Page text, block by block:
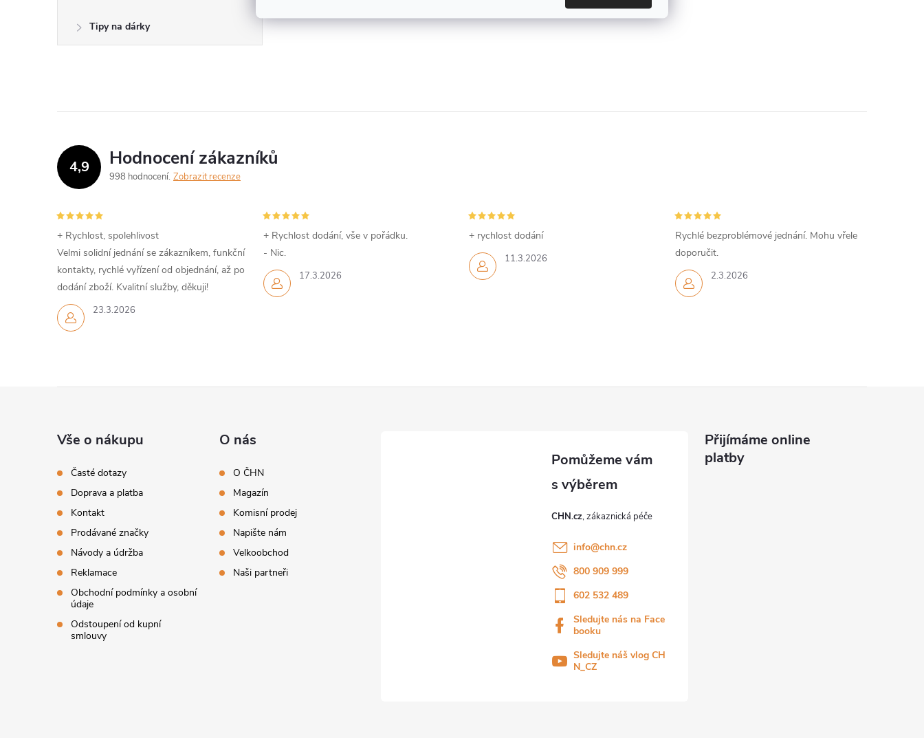
Tipy na dárky
4,9 Hodnocení zákazníků
998 hodnocení Zobrazit recenze
23.3.2026
+ Rychlost, spolehlivost
Velmi solidní jednání se zákazníkem, funkční
kontakty, rychlé vyřízení od objednání, až po
dodání zboží. Kvalitní služby, děkuji!
17.3.2026
+ Rychlost dodání, vše v pořádku.
- Nic.
11.3.2026
+ rychlost dodání
2.3.2026
Rychlé bezproblémové jednání. Mohu vřele
doporučit.
Vše o nákupu
Časté dotazy
Doprava a platba
Kontakt
Prodávané značky
Návody a údržba
Reklamace
Obchodní podmínky a osobní
údaje
Odstoupení od kupní
smlouvy
O nás
O ČHN
Magazín
Komisní prodej
Napište nám
Velkoobchod
Naši partneři
CHN.cz
info@chn.cz
800 909 999
602 532 489
Sledujte nás na Face
booku
Sledujte náš vlog CH
N_CZ
Přijímáme online
platby